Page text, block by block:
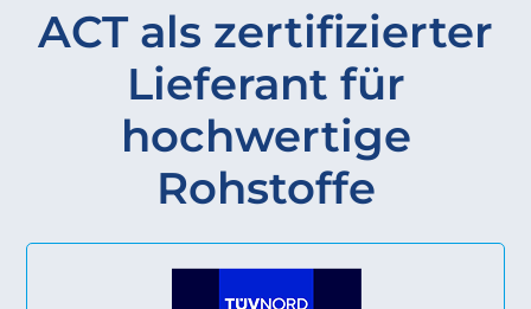
ACT als zertifizierter
Lieferant für
hochwertige
Rohstoffe